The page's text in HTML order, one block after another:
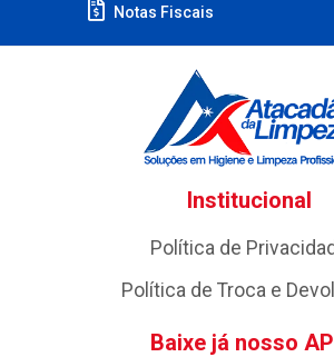
Notas Fiscais
Institucional
Política de
Política de Troca e
Baixe já nosso